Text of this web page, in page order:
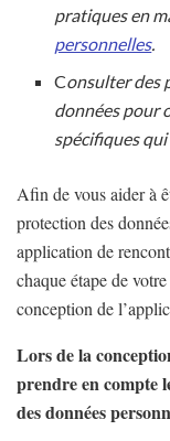
pratiques en
personnelles.
Consulter des
données pour
spécifiques
Afin de vous aider à
protection des
application de
chaque étape de votre
conception de
Lors de la
prendre en compte
des données